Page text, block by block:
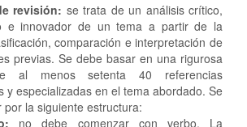
revisión: se trata de un análisis crítico,
e innovador de un tema a partir de la
comparación e interpretación de
previas. Se debe basar en una rigurosa
al menos setenta 40 referencias
y especializadas en el tema abordado. Se
por la siguiente estructura:
no debe comenzar con verbo. La